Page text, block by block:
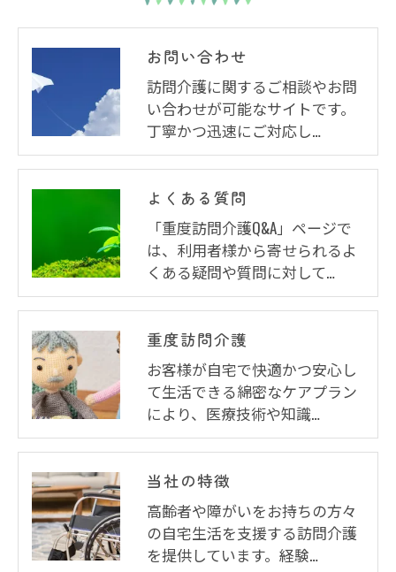
お問い合わせ
訪問介護に関するご相談やお問
い合わせが可能なサイトです。
丁寧かつ迅速にご対応し…
よくある質問
「重度訪問介護Q&A」ページで
は、利用者様から寄せられるよ
くある疑問や質問に対して…
重度訪問介護
お客様が自宅で快適かつ安心し
て生活できる綿密なケアプラン
により、医療技術や知識…
当社の特徴
高齢者や障がいをお持ちの方々
の自宅生活を支援する訪問介護
を提供しています。経験…